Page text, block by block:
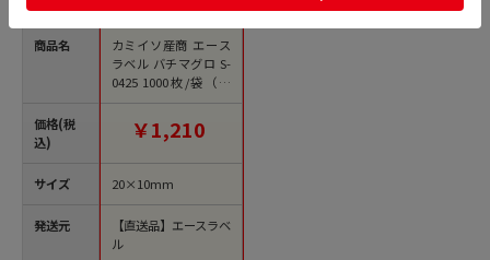
商品名
価格(税
込)
サイズ
発送元
カミイソ産商 エース
ラベル バチマグロ S-
0425 1000枚/袋（ご
注文単位1袋）【直送
￥1,210
20×10mm
【直送品】エースラベ
ル